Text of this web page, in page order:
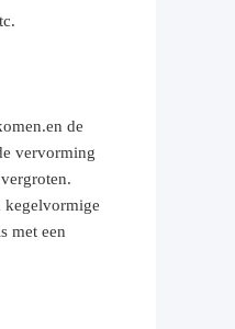
de
vervorming
kegelvormige
met een